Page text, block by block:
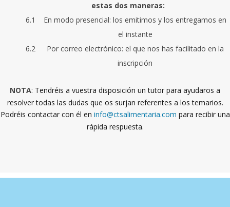
estas dos maneras:
En modo presencial: los emitimos y los entregamos en
el instante
Por correo electrónico: el que nos has facilitado en la
inscripción
NOTA: Tendréis a vuestra disposición un tutor para ayudaros a
resolver todas las dudas que os surjan referentes a los temarios.
Podréis contactar con él en info@ctsalimentaria.com para recibir una
rápida respuesta.